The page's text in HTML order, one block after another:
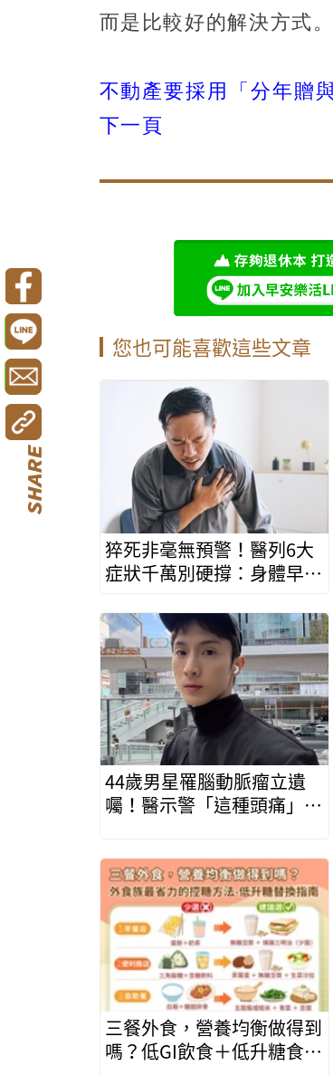
而是比較好的解決方式。
不動產要採用「分年贈
下一頁
您也可能喜歡這些文章
猝死非毫無預警！醫列6大
症狀千萬別硬撐：身體早有
44歲男星罹腦動脈瘤立遺
囑！醫示警「這種頭痛」千
三餐外食，營養均衡做得到
嗎？低GI飲食＋低升糖食